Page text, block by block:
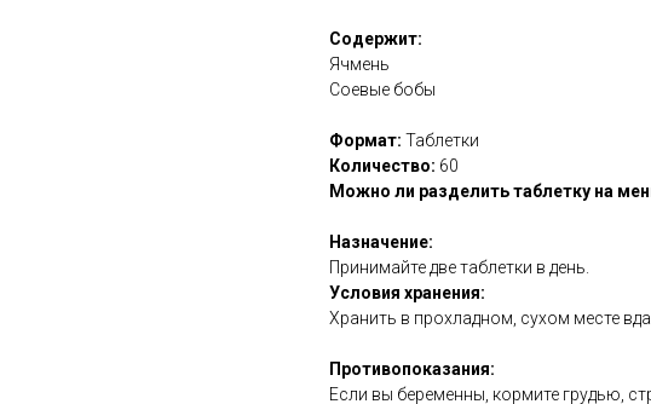
Содержит:
Ячмень
Соевые бобы
Формат: Таблетки
Количество: 60
Можно ли разделить таблетку на
Назначение:
Принимайте две таблетки в день.
Условия хранения:
Хранить в прохладном, сухом месте
Противопоказания:
Если вы беременны, кормите грудью,